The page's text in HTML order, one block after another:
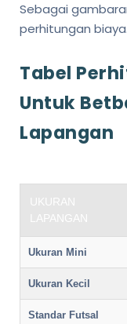
Sebagai
perhitungan biaya.
Tabel
Untuk
Lapangan
UKURAN
LAPANGAN
Ukuran Mini
Ukuran Kecil
Standar Futsal